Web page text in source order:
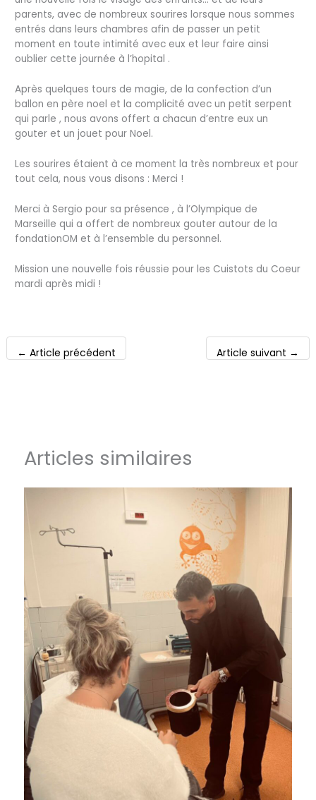
parents, avec de nombreux sourires lorsque nous sommes
entrés dans leurs chambres afin de passer un petit
moment en toute intimité avec eux et leur faire ainsi
oublier cette journée à l’hopital .
Après quelques tours de magie, de la confection d’un
ballon en père noel et la complicité avec un petit serpent
qui parle , nous avons offert a chacun d’entre eux un
gouter et un jouet pour Noel.
Les sourires étaient à ce moment la très nombreux et pour
tout cela, nous vous disons : Merci !
Merci à Sergio pour sa présence , à l’Olympique de
Marseille qui a offert de nombreux gouter autour de la
fondationOM et à l’ensemble du personnel.
Mission une nouvelle fois réussie pour les Cuistots du Coeur
mardi après midi !
← Article précédent Article suivant →
Articles similaires